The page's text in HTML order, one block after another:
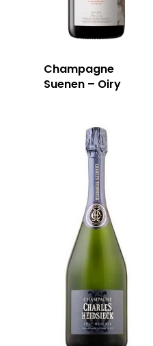
Champagne
Suenen – Oiry